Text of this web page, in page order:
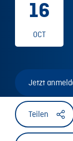
16
OCT
Jetzt
Teilen